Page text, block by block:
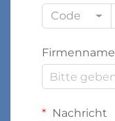
Code
Firmenname
Nachricht